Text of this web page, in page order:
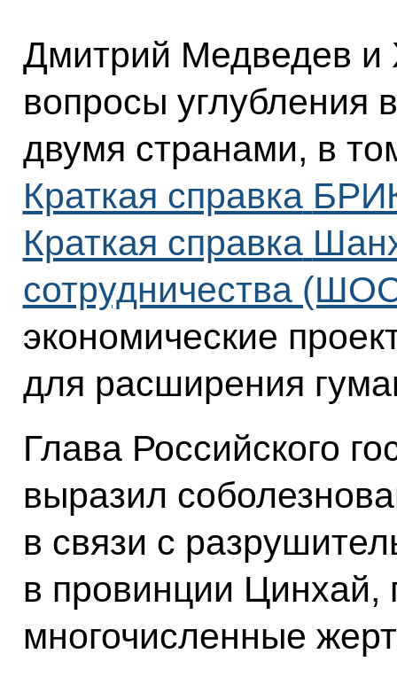
Дмитрий Медведев
вопросы углубления
двумя странами, в
Краткая справка
Краткая справка
сотрудничества
экономические
для расширения
Глава Российского
выразил
в связи с
в провинции Цинхай,
многочисленные